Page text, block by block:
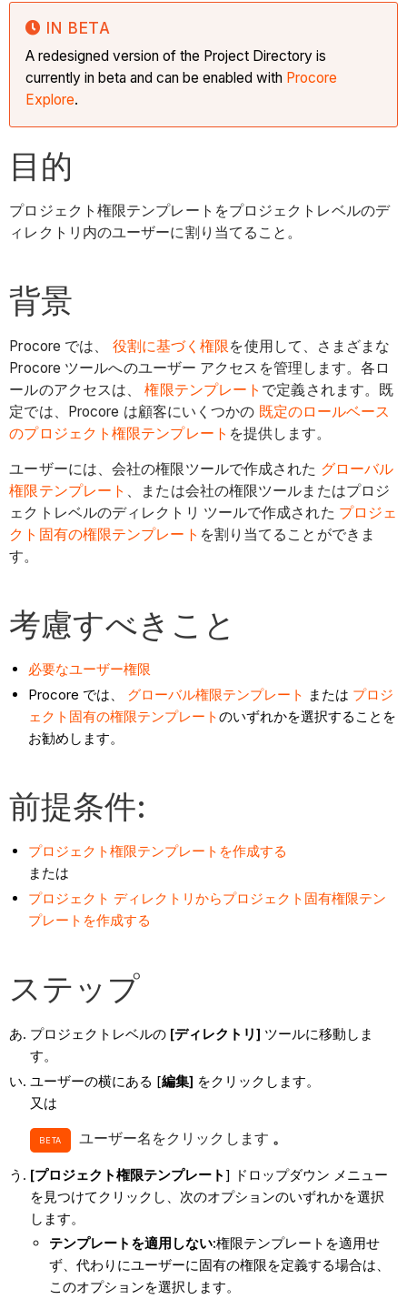
IN BETA
A redesigned version of the Project Directory is
currently in beta and can be enabled with Procore
Explore.
目的
プロジェクト権限テンプレートをプロジェクトレベルのデ
ィレクトリ内のユーザーに割り当てること。
背景
Procore では、 役割に基づく権限を使用して、さまざまな
Procore ツールへのユーザー アクセスを管理します。各ロ
ールのアクセスは、権限テンプレート で定義されます。既
定では、Procore は顧客にいくつかの 既定のロールベース
のプロジェクト権限テンプレート を提供します。
ユーザーには、会社の権限ツールで作成された グローバル
権限テンプレート 、または会社の権限ツールまたはプロジ
ェクトレベルのディレクトリ ツールで作成された プロジェ
クト固有の権限テンプレート を割り当てることができま
す。
考慮すべきこと
必要なユーザー権限
Procore では、 グローバル権限テンプレート または プロジ
ェクト固有の権限テンプレートのいずれかを選択することを
お勧めします。
前提条件:
プロジェクト権限テンプレートを作成する
または
プロジェクト ディレクトリからプロジェクト固有権限テン
プレートを作成する
ステップ
プロジェクトレベルの [ディレクトリ] ツールに移動しま
す。
ユーザーの横にある [編集] をクリックします。
又は
BETA ユーザー名をクリックします 。
[プロジェクト権限テンプレート ] ドロップダウン メニュー
を見つけてクリックし、次のオプションのいずれかを選択
します。
テンプレートを適用しない:権限テンプレートを適用せ
ず、代わりにユーザーに固有の権限を定義する場合は、
このオプションを選択します。